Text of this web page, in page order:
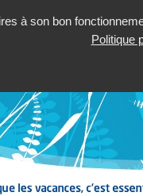
à son bon
Politique